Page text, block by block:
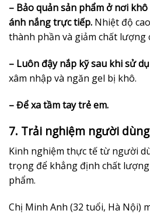
– Bảo quản sản phẩm ở nơi
ánh nắng trực tiếp. Nhiệt độ
thành phần và giảm chất lượng
– Luôn đậy nắp kỹ sau khi sử
xâm nhập và ngăn gel bị khô.
– Để xa tầm tay trẻ em.
7. Trải nghiệm người dùng
Kinh nghiệm thực tế từ người
trọng để khẳng định chất lượng
phẩm.
Chị Minh Anh (32 tuổi, Hà Nội)